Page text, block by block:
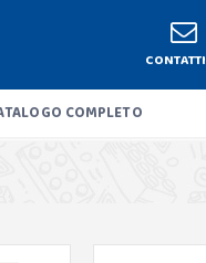
CONTATTI
COMPLETO